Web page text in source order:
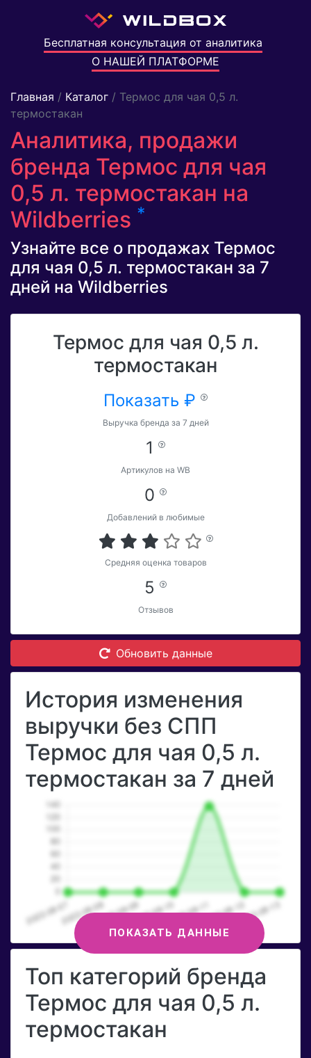
Бесплатная консультация от аналитика
О НАШЕЙ ПЛАТФОРМЕ
Главная / Каталог / Термос для чая 0,5 л.
термостакан
Аналитика, продажи
бренда Термос для чая
0,5 л. термостакан на
Wildberries *
Узнайте все о продажах Термос
для чая 0,5 л. термостакан за 7
дней на Wildberries
Термос для чая 0,5 л.
термостакан
Показать ₽
Выручка бренда за 7 дней
1
Артикулов на WB
0
Добавлений в любимые
Средняя оценка товаров
5
Отзывов
Обновить данные
История изменения
выручки без СПП
Термос для чая 0,5 л.
термостакан за 7 дней
ПОКАЗАТЬ ДАННЫЕ
Топ категорий бренда
Термос для чая 0,5 л.
термостакан